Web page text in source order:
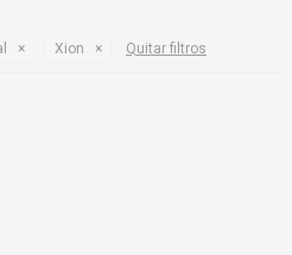
Xion Quitar filtros